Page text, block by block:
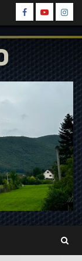
Spin
Facebook
Spin
Youtube
Spin